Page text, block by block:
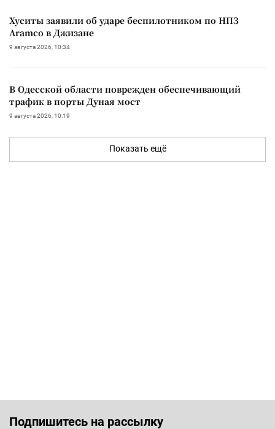
Хуситы заявили об ударе беспилотником по НПЗ
Aramco в Джизане
9 августа 2026, 10:34
В Одесской области поврежден обеспечивающий
трафик в порты Дуная мост
9 августа 2026, 10:19
Показать ещё
Подпишитесь на рассылку